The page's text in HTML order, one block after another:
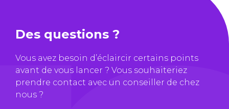
Des questions ?
Vous avez besoin d’éclaircir certains points
avant de vous lancer ? Vous souhaiteriez
prendre contact avec un conseiller de chez
nous ?